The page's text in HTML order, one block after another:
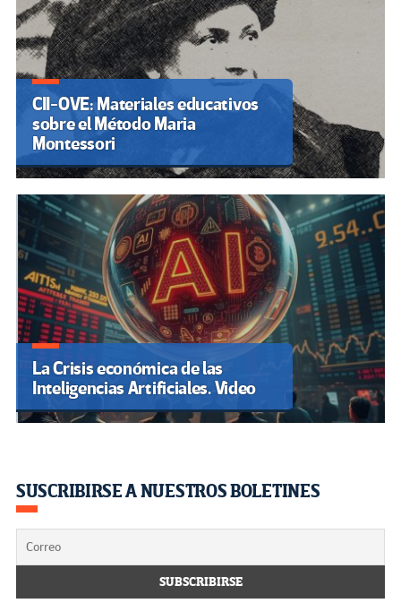
CII-OVE: Materiales educativos
sobre el Método Maria
Montessori
La Crisis económica de las
Inteligencias Artificiales. Video
SUSCRIBIRSE A NUESTROS BOLETINES